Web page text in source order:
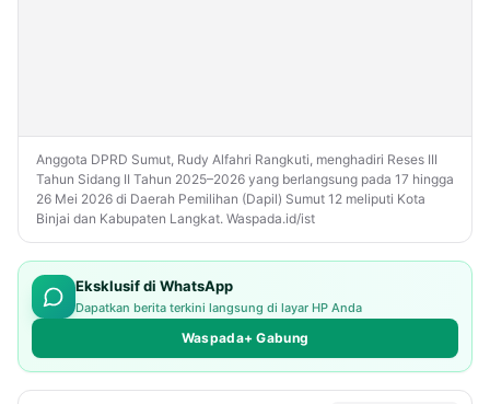
Anggota DPRD Sumut, Rudy Alfahri Rangkuti, menghadiri Reses III
Tahun Sidang II Tahun 2025–2026 yang berlangsung pada 17 hingga
26 Mei 2026 di Daerah Pemilihan (Dapil) Sumut 12 meliputi Kota
Binjai dan Kabupaten Langkat. Waspada.id/ist
Eksklusif di WhatsApp
Dapatkan berita terkini langsung di layar HP Anda
Waspada+ Gabung